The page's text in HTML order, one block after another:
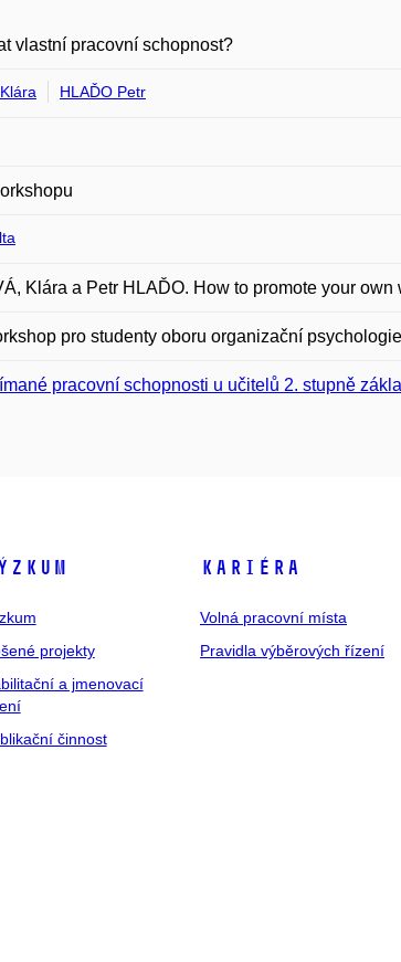
vlastní pracovní schopnost?
HLAĎO Petr
Klára a Petr HLAĎO. How to promote your own
pro studenty oboru organizační
pracovní schopnosti u učitelů 2. stupně
projekty
a jmenovací
činnost
Kariéra
Volná pracovní místa
Pravidla výběrových řízení